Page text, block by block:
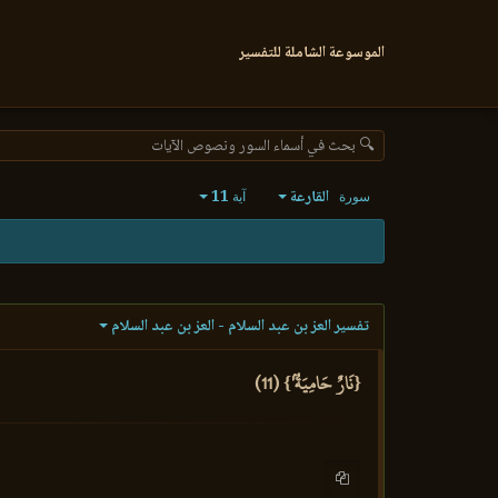
الموسوعة الشاملة للتفسير
🔍 بحث في أسماء السور ونصوص الآيات
سورة القارعة آية 11
تفسير العز بن عبد السلام - العز بن عبد السلام
{نَارٌ حَامِيَةُۢ} (11)